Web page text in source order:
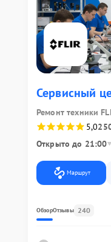
Сервисный
Ремонт техники
5,0
Открыто до 21:00
Маршрут
ОбзорОтзывы 240